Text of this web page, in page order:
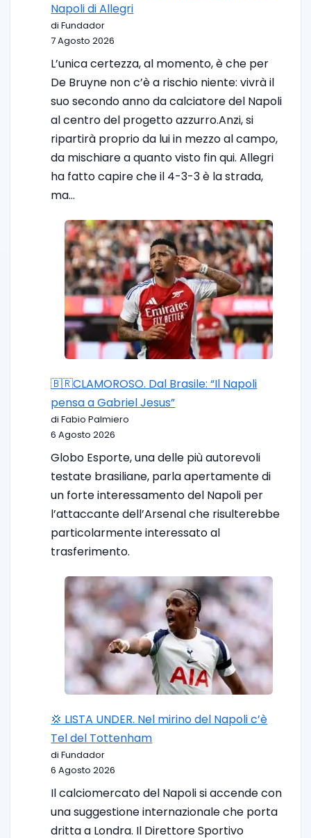
Napoli di Allegri
di Fundador
7 Agosto 2026
L’unica certezza, al momento, è che per
De Bruyne non c’è a rischio niente: vivrà il
suo secondo anno da calciatore del Napoli
al centro del progetto azzurro.Anzi, si
ripartirà proprio da lui in mezzo al campo,
da mischiare a quanto visto fin qui. Allegri
ha fatto capire che il 4-3-3 è la strada,
ma…
🇧🇷CLAMOROSO. Dal Brasile: “Il Napoli
pensa a Gabriel Jesus”
di Fabio Palmiero
6 Agosto 2026
Globo Esporte, una delle più autorevoli
testate brasiliane, parla apertamente di
un forte interessamento del Napoli per
l’attaccante dell’Arsenal che risulterebbe
particolarmente interessato al
trasferimento.
💢 LISTA UNDER. Nel mirino del Napoli c’è
Tel del Tottenham
di Fundador
6 Agosto 2026
Il calciomercato del Napoli si accende con
una suggestione internazionale che porta
dritta a Londra. Il Direttore Sportivo